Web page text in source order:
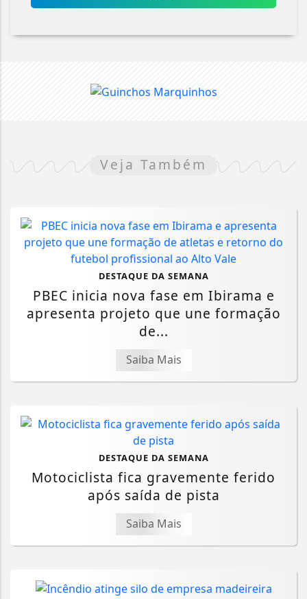
Veja Também
DESTAQUE DA SEMANA
PBEC inicia nova fase em Ibirama e
apresenta projeto que une formação
de...
Saiba Mais
DESTAQUE DA SEMANA
Motociclista fica gravemente ferido
após saída de pista
Saiba Mais